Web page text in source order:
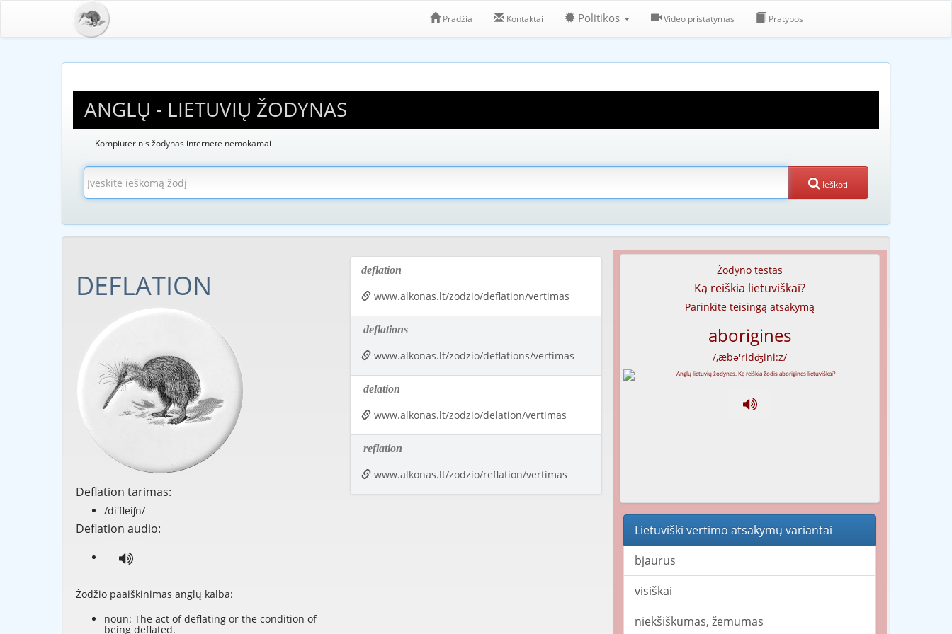
Pradžia Kontaktai Politikos Video pristatymas Pratybos
ANGLŲ - LIETUVIŲ ŽODYNAS
Kompiuterinis žodynas internete nemokamai
Ieškoti
DEFLATION
Deflation tarimas:
/di'fleiʃn/
Deflation audio:
Žodžio paaiškinimas anglų kalba:
noun: The act of deflating or the condition of
being deflated.
deflation
www.alkonas.lt/zodzio/deflation/vertimas
deflations
www.alkonas.lt/zodzio/deflations/vertimas
delation
www.alkonas.lt/zodzio/delation/vertimas
reflation
www.alkonas.lt/zodzio/reflation/vertimas
Žodyno testas
Ką reiškia lietuviškai?
Parinkite teisingą atsakymą
aborigines
/,æbə'ridʤini:z/
Lietuviški vertimo atsakymų variantai
bjaurus
visiškai
niekšiškumas, žemumas